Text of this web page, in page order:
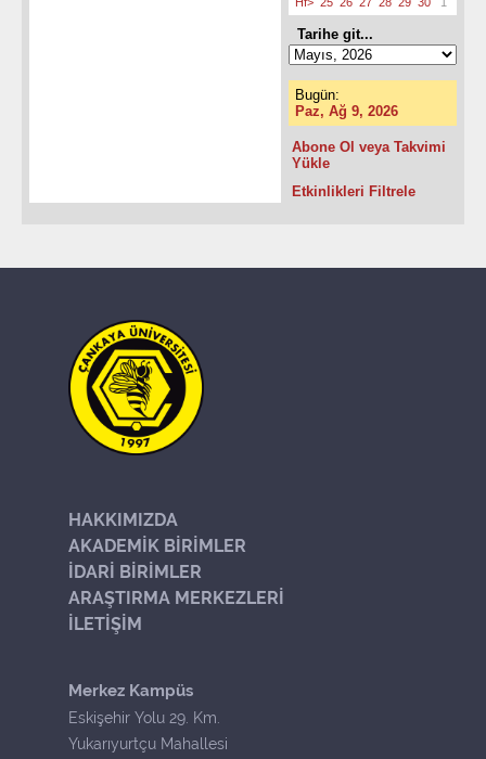
Tarihe git...
Bugün:
Paz, Ağ 9, 2026
Abone Ol veya Takvimi
Yükle
Etkinlikleri Filtrele
HAKKIMIZDA
AKADEMİK BİRİMLER
İDARİ BİRİMLER
ARAŞTIRMA MERKEZLERİ
İLETİŞİM
Merkez Kampüs
Eskişehir Yolu 29. Km.
Yukarıyurtçu Mahallesi